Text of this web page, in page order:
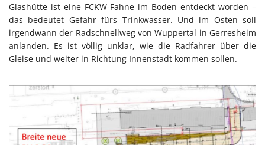
Glashütte ist eine FCKW-Fahne im Boden entdeckt worden –
das bedeutet Gefahr fürs Trinkwasser. Und im Osten soll
irgendwann der Radschnellweg von Wuppertal in Gerresheim
anlanden. Es ist völlig unklar, wie die Radfahrer über die
Gleise und weiter in Richtung Innenstadt kommen sollen.